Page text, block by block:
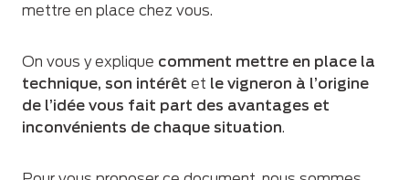
mettre en place chez vous.
On vous y explique comment mettre en place la
technique, son intérêt et le vigneron à l’origine
de l’idée vous fait part des avantages et
inconvénients de chaque situation.